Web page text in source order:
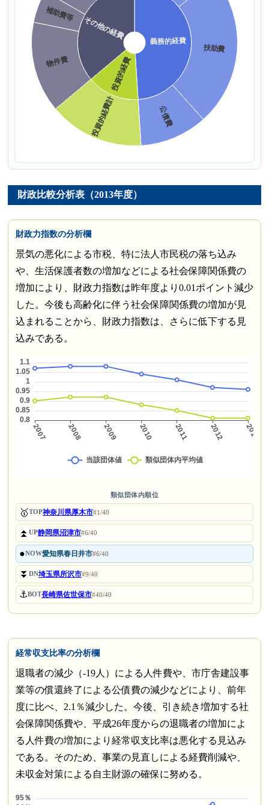
財政比較分析表（2013年度）
財政力指数の分析欄
景気の悪化による市税、特に法人市民税の落ち込み
や、生活保護者数の増加などによる社会保障関係費の
増加により、財政力指数は昨年度より0.01ポイント減少
した。今後も高齢化に伴う社会保障関係費の増加が見
込まれることから、財政力指数は、さらに低下する見
込みである。
類似団体内順位
🥇TOP神奈川県厚木市#1/40
⏫UP静岡県沼津市#6/40
●NOW愛知県春日井市#6/40
⏬DN埼玉県所沢市#9/40
⚓BOT長崎県佐世保市#40/40
経常収支比率の分析欄
退職者の減少（-19人）による人件費や、市庁舎建設事
業等の償還終了による公債費の減少などにより、前年
度に比べ、2.1％減少した。今後、引き続き増加する社
会保障関係費や、平成26年度からの退職者の増加によ
る人件費の増加により経常収支比率は悪化する見込み
である。そのため、事業の見直しによる経費削減や、
未収金対策による自主財源の確保に努める。